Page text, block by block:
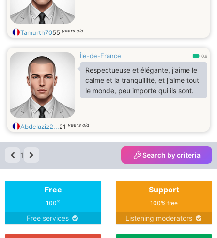
Tamurth7055 years old
Île-de-France 0.9
Respectueuse et élégante, j'aime le
calme et la tranquillité, et j'aime tout
le monde, peu importe qui ils sont.
Abdelaziz2...21 years old
1 Search by criteria
Free
100%
Free services
Support
100% free
Listening moderators